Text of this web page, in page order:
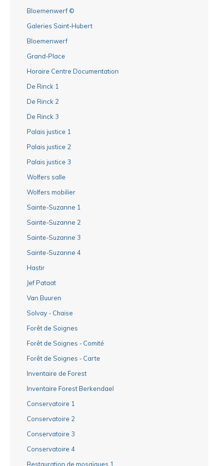
Bloemenwerf ©
Galeries Saint-Hubert
Bloemenwerf
Grand-Place
Horaire Centre Documentation
De Rinck 1
De Rinck 2
De Rinck 3
Palais justice 1
Palais justice 2
Palais justice 3
Wolfers salle
Wolfers mobilier
Sainte-Suzanne 1
Sainte-Suzanne 2
Sainte-Suzanne 3
Sainte-Suzanne 4
Hastir
Jef Pataat
Van Buuren
Solvay - Chaise
Forêt de Soignes
Forêt de Soignes - Comité
Forêt de Soignes - Carte
Inventaire de Forest
Inventaire Forest Berkendael
Conservatoire 1
Conservatoire 2
Conservatoire 3
Conservatoire 4
Restauration de mosaïques 1